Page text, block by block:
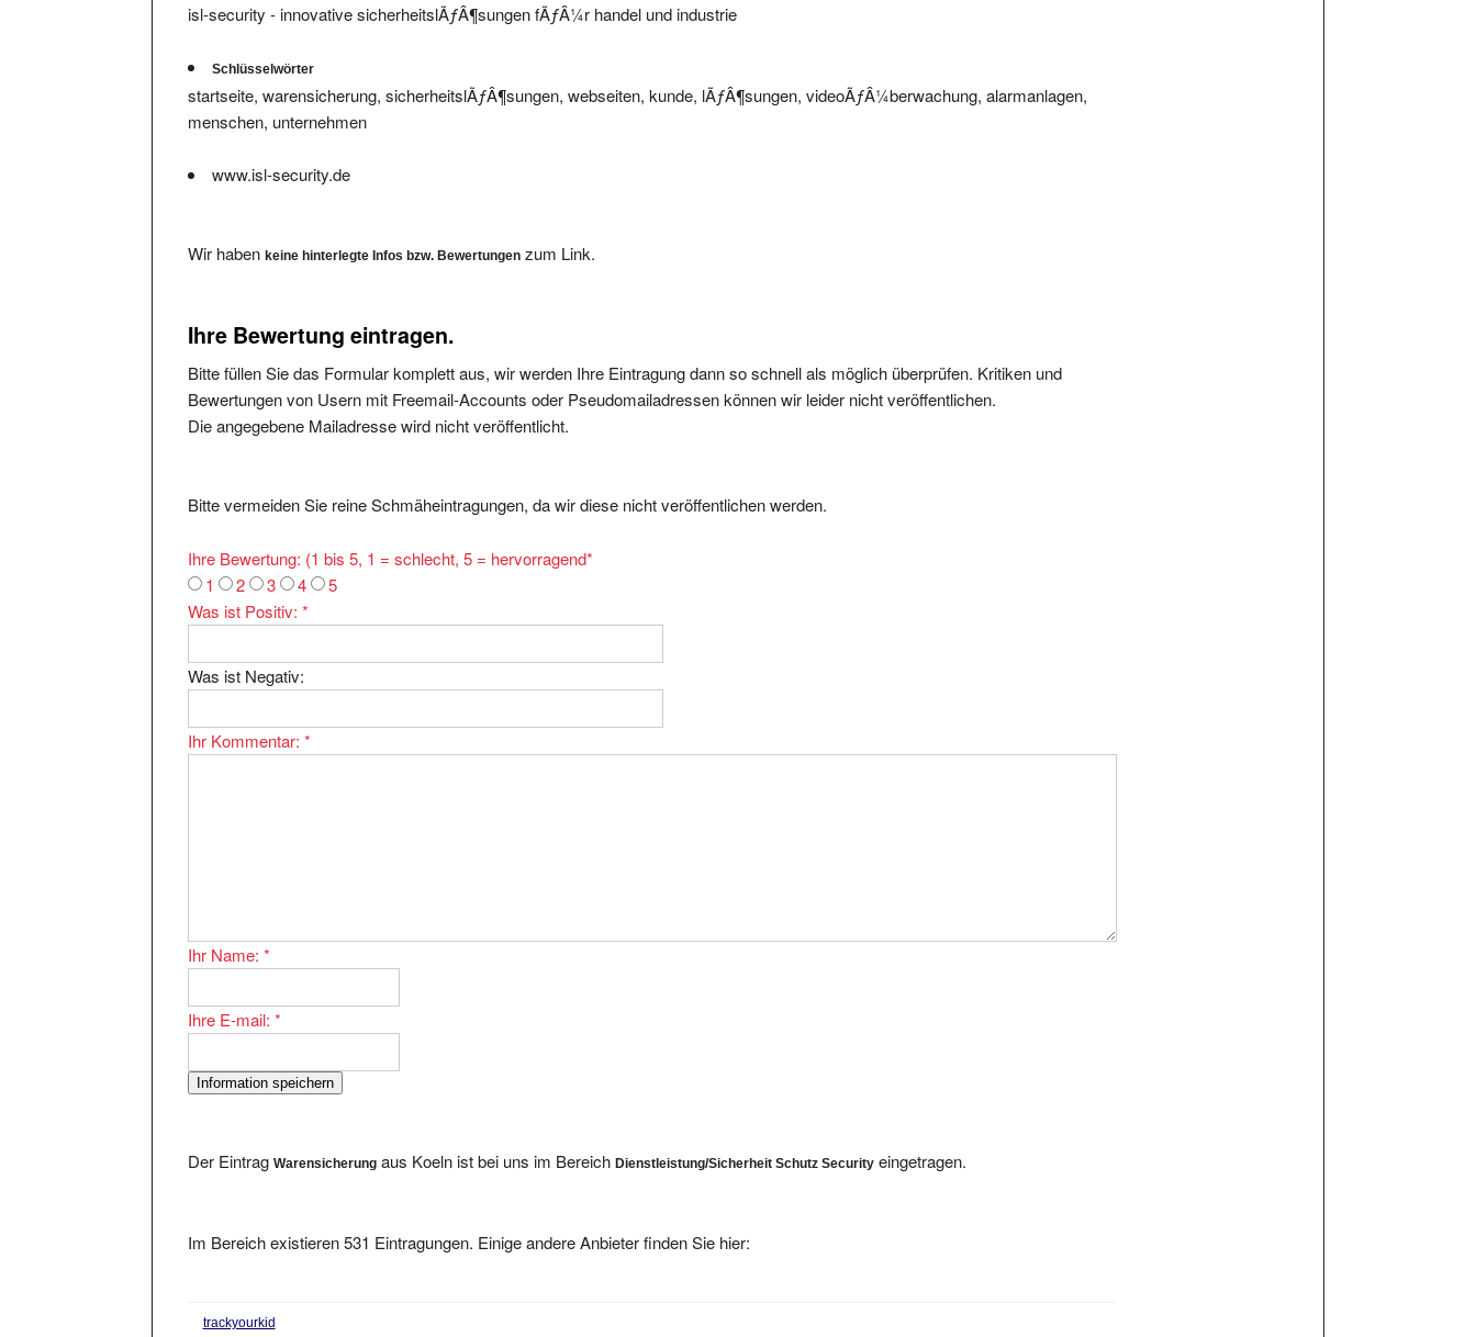
isl-security - innovative sicherheitslÃƒÂ¶sungen fÃƒÂ¼r handel und industrie
Schlüsselwörter
startseite, warensicherung, sicherheitslÃƒÂ¶sungen, webseiten, kunde, lÃƒÂ¶sungen, videoÃƒÂ¼berwachung, alarmanlagen,
menschen, unternehmen
www.isl-security.de
Wir habenkeine hinterlegte Infos bzw. Bewertungen zum Link.
Ihre Bewertung eintragen.
Bitte füllen Sie das Formular komplett aus, wir werden Ihre Eintragung dann so schnell als möglich überprüfen. Kritiken und
Bewertungen von Usern mit Freemail-Accounts oder Pseudomailadressen können wir leider nicht veröffentlichen.
Die angegebene Mailadresse wird nicht veröffentlicht.
Bitte vermeiden Sie reine Schmäheintragungen, da wir diese nicht veröffentlichen werden.
Ihre Bewertung: (1 bis 5, 1 = schlecht, 5 = hervorragend*
1
2 3 4
5
Was ist Positiv:*
Was ist Negativ:
Ihr Kommentar:*
Ihr Name:*
Ihre E-mail:*
Der EintragWarensicherung aus Koeln ist bei uns im BereichDienstleistung/Sicherheit Schutz Security eingetragen.
Im Bereich existieren 531 Eintragungen. Einige andere Anbieter finden Sie hier:
trackyourkid